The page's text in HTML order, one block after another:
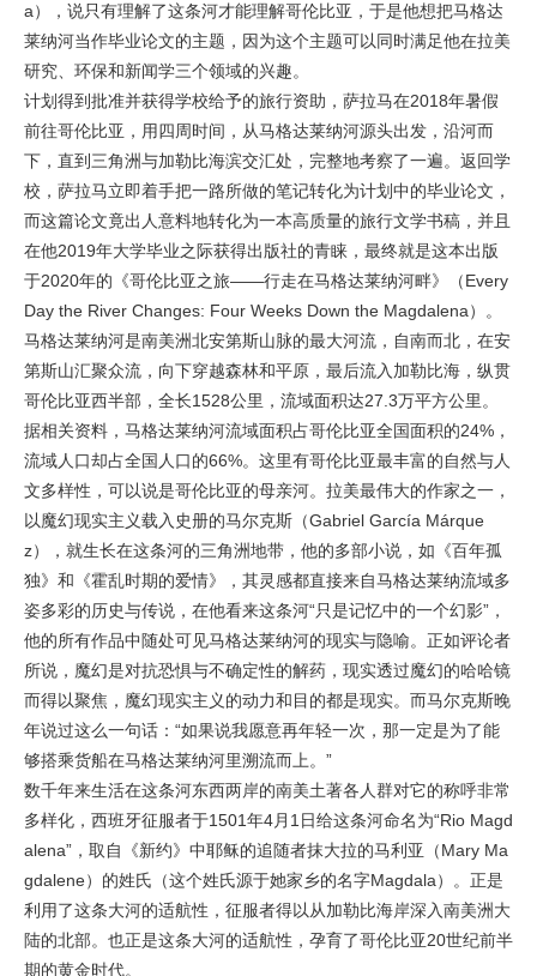
a），说只有理解了这条河才能理解哥伦比亚，于是他想把马格达
莱纳河当作毕业论文的主题，因为这个主题可以同时满足他在拉美
研究、环保和新闻学三个领域的兴趣。
计划得到批准并获得学校给予的旅行资助，萨拉马在2018年暑假
前往哥伦比亚，用四周时间，从马格达莱纳河源头出发，沿河而
下，直到三角洲与加勒比海滨交汇处，完整地考察了一遍。返回学
校，萨拉马立即着手把一路所做的笔记转化为计划中的毕业论文，
而这篇论文竟出人意料地转化为一本高质量的旅行文学书稿，并且
在他2019年大学毕业之际获得出版社的青睐，最终就是这本出版
于2020年的《哥伦比亚之旅——行走在马格达莱纳河畔》（Every
Day the River Changes: Four Weeks Down the Magdalena）。
马格达莱纳河是南美洲北安第斯山脉的最大河流，自南而北，在安
第斯山汇聚众流，向下穿越森林和平原，最后流入加勒比海，纵贯
哥伦比亚西半部，全长1528公里，流域面积达27.3万平方公里。
据相关资料，马格达莱纳河流域面积占哥伦比亚全国面积的24%，
流域人口却占全国人口的66%。这里有哥伦比亚最丰富的自然与人
文多样性，可以说是哥伦比亚的母亲河。拉美最伟大的作家之一，
以魔幻现实主义载入史册的马尔克斯（Gabriel García Márque
z），就生长在这条河的三角洲地带，他的多部小说，如《百年孤
独》和《霍乱时期的爱情》，其灵感都直接来自马格达莱纳流域多
姿多彩的历史与传说，在他看来这条河“只是记忆中的一个幻影”，
他的所有作品中随处可见马格达莱纳河的现实与隐喻。正如评论者
所说，魔幻是对抗恐惧与不确定性的解药，现实透过魔幻的哈哈镜
而得以聚焦，魔幻现实主义的动力和目的都是现实。而马尔克斯晚
年说过这么一句话：“如果说我愿意再年轻一次，那一定是为了能
够搭乘货船在马格达莱纳河里溯流而上。”
数千年来生活在这条河东西两岸的南美土著各人群对它的称呼非常
多样化，西班牙征服者于1501年4月1日给这条河命名为“Rio Magd
alena”，取自《新约》中耶稣的追随者抹大拉的马利亚（Mary Ma
gdalene）的姓氏（这个姓氏源于她家乡的名字Magdala）。正是
利用了这条大河的适航性，征服者得以从加勒比海岸深入南美洲大
陆的北部。也正是这条大河的适航性，孕育了哥伦比亚20世纪前半
期的黄金时代。